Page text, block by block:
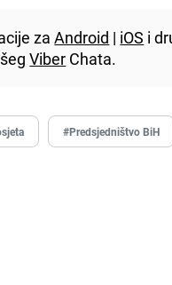
zaAndroid | iOS i
Viber Chata.
#Predsjedništvo BiH